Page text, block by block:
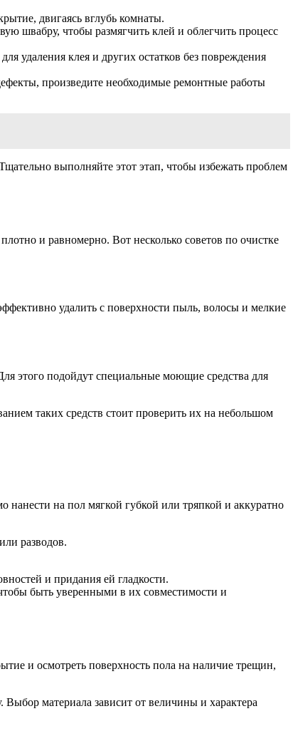
двигаясь вглубь комнаты.
швабру, чтобы размягчить клей и облегчить процесс
удаления клея и других остатков без повреждения
произведите необходимые ремонтные работы
выполняйте этот этап, чтобы избежать проблем
и равномерно. Вот несколько советов по очистке
удалить с поверхности пыль, волосы и мелкие
этого подойдут специальные моющие средства для
таких средств стоит проверить их на небольшом
на пол мягкой губкой или тряпкой и аккуратно
разводов.
и придания ей гладкости.
быть уверенными в их совместимости и
и осмотреть поверхность пола на наличие трещин,
материала зависит от величины и характера